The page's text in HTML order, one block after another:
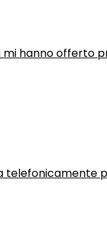
hanno offerto
telefonicamente